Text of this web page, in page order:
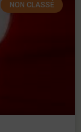
NON CLASSÉ